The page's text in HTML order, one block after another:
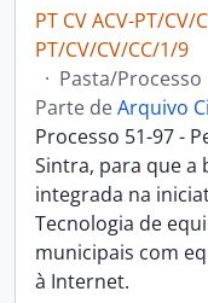
PT CV ACV-PT/CV/
PT/CV/CV/CC/1/9
· Pasta/Processo
Parte deArquivo
Processo 51-97 -
Sintra, para que a
integrada na
Tecnologia de
municipais com
à Internet.